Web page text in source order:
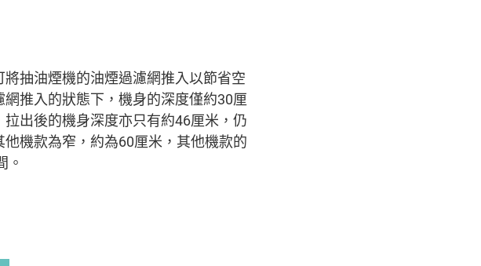
抽油煙機的油煙過濾網推入以節省空
推入的狀態下，機身的深度僅約30厘
出後的機身深度亦只有約46厘米，仍
機款為窄，約為60厘米，其他機款的
。